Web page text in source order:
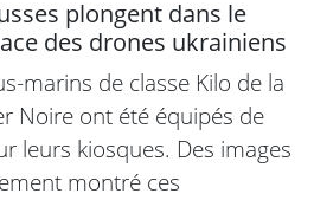
plongent dans le
des drones ukrainiens
marins de classe Kilo de la
Noire ont été équipés de
leurs kiosques. Des images
montré ces